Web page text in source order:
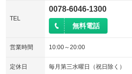
TEL
0078-6046-1300
無料電話
営業時間 10:00～20:00
定休日 毎月第三水曜日（祝日除く）